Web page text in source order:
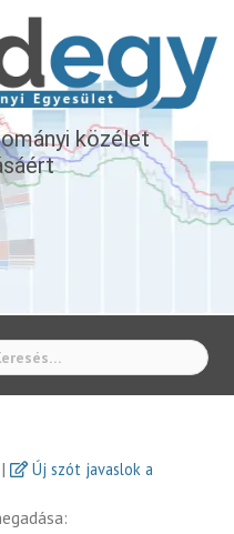
közélet
|
Új szót javaslok a